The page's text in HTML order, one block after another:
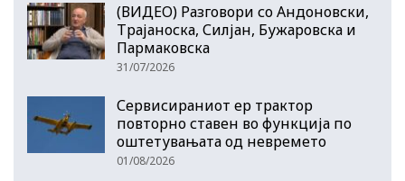
(ВИДЕО) Разговори со Андоновски,
Трајаноска, Силјан, Бужаровска и
Пармаковска
31/07/2026
Сервисираниот ер трактор
повторно ставен во функција по
оштетувањата од невремето
01/08/2026